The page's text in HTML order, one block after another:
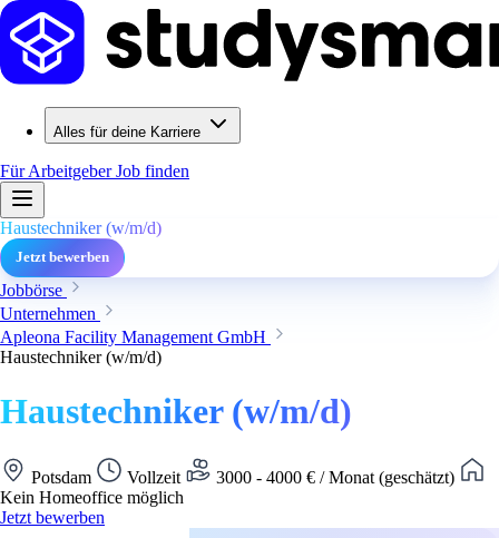
Alles für deine Karriere
Für ArbeitgeberJob finden
Haustechniker (w/m/d)
Jetzt bewerben
Jobbörse
Unternehmen
Apleona Facility Management GmbH
Haustechniker (w/m/d)
Haustechniker (w/m/d)
Potsdam Vollzeit
3000 - 4000 € / Monat (geschätzt)
Kein Homeoffice möglich
Jetzt bewerben